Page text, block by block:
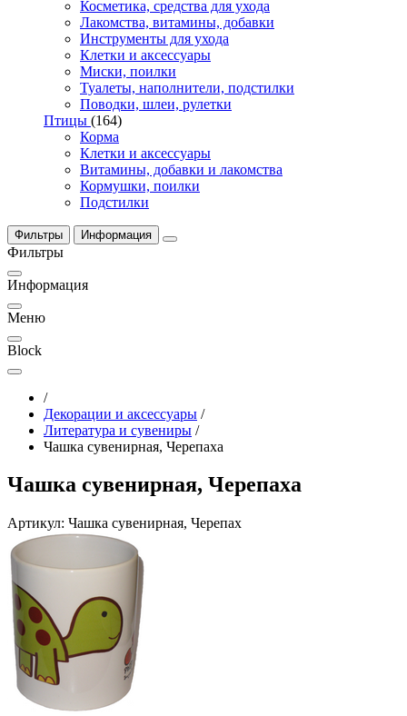
Косметика, средства для ухода
Лакомства, витамины, добавки
Инструменты для ухода
Клетки и аксессуары
Миски, поилки
Туалеты, наполнители, подстилки
Поводки, шлеи, рулетки
Птицы (164)
Корма
Клетки и аксессуары
Витамины, добавки и лакомства
Кормушки, поилки
Подстилки
Фильтры Информация
Фильтры
Информация
Меню
Block
/
Декорации и аксессуары /
Литература и сувениры /
Чашка сувенирная, Черепаха
Чашка сувенирная, Черепаха
Артикул: Чашка сувенирная, Черепах